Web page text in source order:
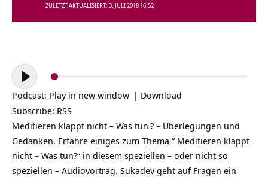
ZULETZT AKTUALISIERT: 3. JULI 2018 16:52
Audio-
Player
Podcast: Play in new window | Download
Subscribe: RSS
Meditieren klappt nicht – Was tun ? – Überlegungen und
Gedanken. Erfahre einiges zum Thema “ Meditieren klappt
nicht – Was tun?“ in diesem speziellen – oder nicht so
speziellen – Audiovortrag. Sukadev geht auf Fragen ein